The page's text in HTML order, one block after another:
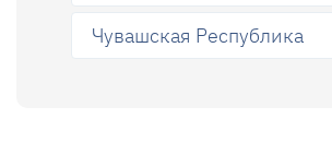
Чувашская Республика